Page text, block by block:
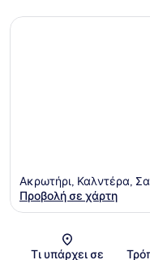
Ακρωτήρι, Καλντέρα,
Προβολή σε χάρτη
Τι υπάρχει σε